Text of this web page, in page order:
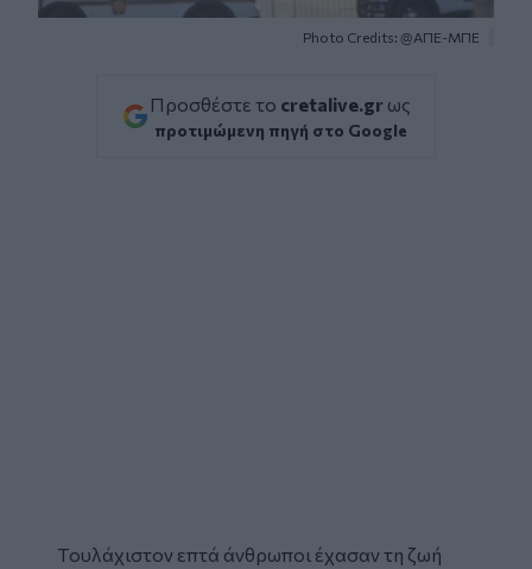
Photo Credits: @ΑΠΕ-ΜΠΕ
Προσθέστε το cretalive.gr ως
προτιμώμενη πηγή στο Google
Tουλάχιστον επτά άνθρωποι έχασαν τη ζωή